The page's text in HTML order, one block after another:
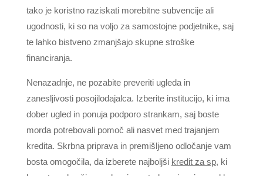
tako je koristno raziskati morebitne subvencije ali
ugodnosti, ki so na voljo za samostojne podjetnike, saj
te lahko bistveno zmanjšajo skupne stroške
financiranja.
Nenazadnje, ne pozabite preveriti ugleda in
zanesljivosti posojilodajalca. Izberite institucijo, ki ima
dober ugled in ponuja podporo strankam, saj boste
morda potrebovali pomoč ali nasvet med trajanjem
kredita. Skrbna priprava in premišljeno odločanje vam
bosta omogočila, da izberete najboljši kredit za sp, ki